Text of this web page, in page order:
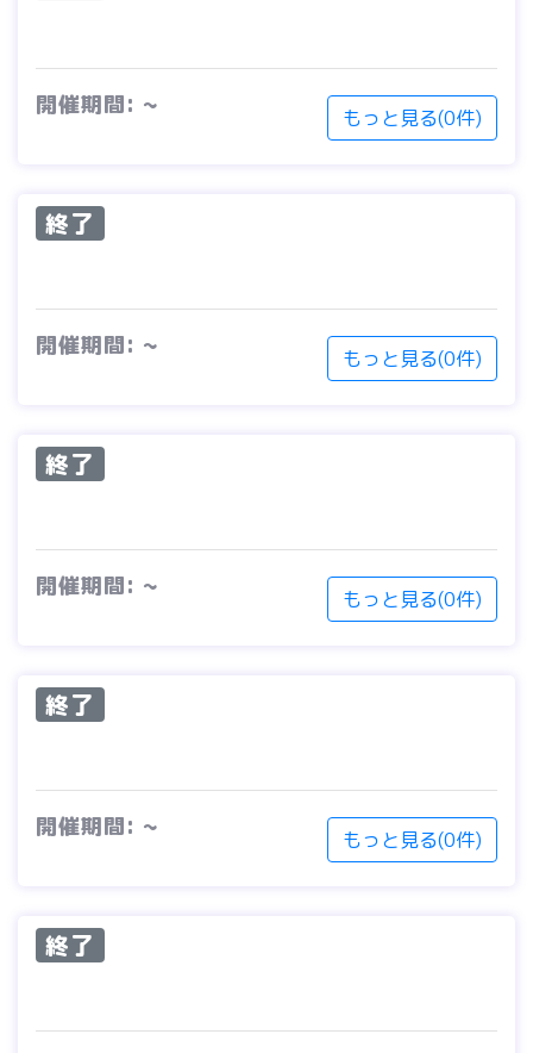
開催期間: ~ もっと見る(0件)
終了
開催期間: ~ もっと見る(0件)
終了
開催期間: ~ もっと見る(0件)
終了
開催期間: ~ もっと見る(0件)
終了